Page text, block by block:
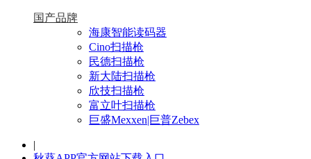
国产品牌
海康智能读码器
Cino扫描枪
民德扫描枪
新大陆扫描枪
欣技扫描枪
富立叶扫描枪
巨盛Mexxen|巨普Zebex
|